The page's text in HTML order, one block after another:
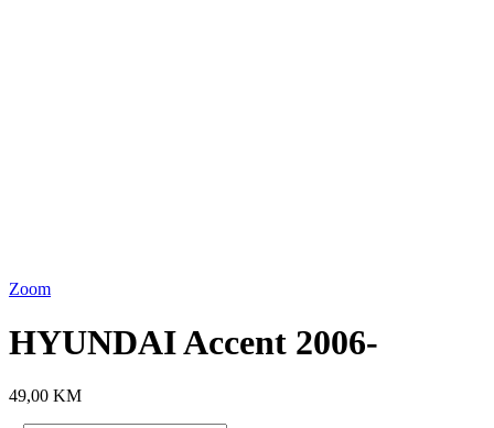
Zoom
HYUNDAI Accent 2006-
49,00 KM